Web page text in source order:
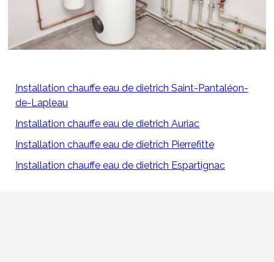
Installation chauffe eau de dietrich Saint-Pantaléon-
de-Lapleau
Installation chauffe eau de dietrich Auriac
Installation chauffe eau de dietrich Pierrefitte
Installation chauffe eau de dietrich Espartignac